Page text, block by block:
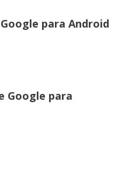
para Android
Google para